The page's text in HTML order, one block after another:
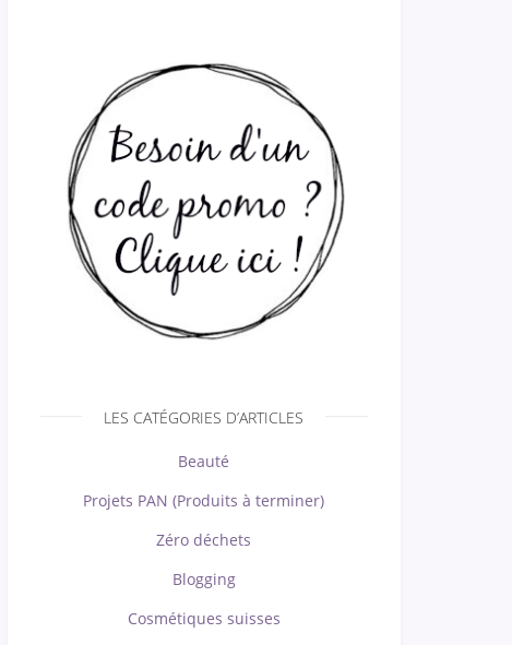
LES CATÉGORIES D’ARTICLES
Beauté
Projets PAN (Produits à terminer)
Zéro déchets
Blogging
Cosmétiques suisses